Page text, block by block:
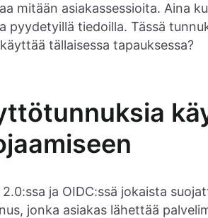
mitään asiakassessioita. Aina
pyydetyillä tiedoilla. Tässä
tällaisessa tapauksessa?
2.0:ssa ja OIDC:ssä jokaista
jonka asiakas lähettää